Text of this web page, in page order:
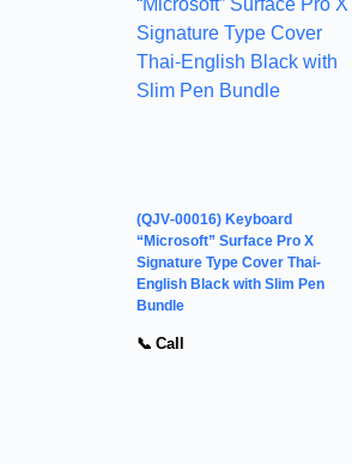
(QJV-00016) Keyboard
“Microsoft” Surface Pro X
Signature Type Cover Thai-
English Black with Slim Pen
Bundle
📞 Call